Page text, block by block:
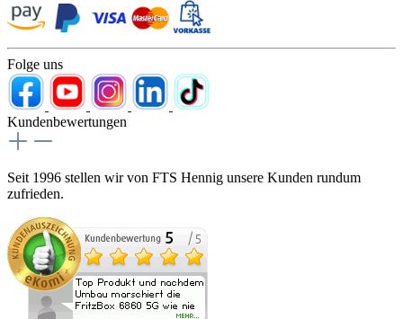
Folge uns
Kundenbewertungen
Seit 1996 stellen wir von FTS Hennig unsere Kunden rundum
zufrieden.